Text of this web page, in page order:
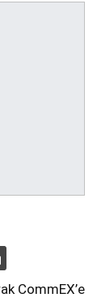
CommEX’e